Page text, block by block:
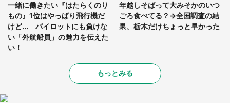
一緒に働きたい『はたらくのり
もの』1位はやっぱり飛行機だ
けど... パイロットにも負けな
い「外航船員」の魅力を伝えた
い！
年越しそばって大みそかのいつ
ごろ食べてる？→全国調査の結
果、栃木だけちょっと早かった
もっとみる